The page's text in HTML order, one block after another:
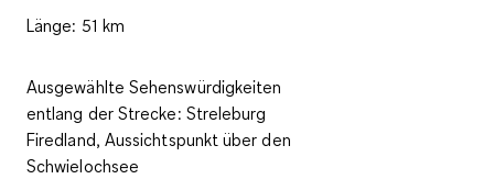
Länge: 51 km
Ausgewählte Sehenswürdigkeiten
entlang der Strecke: Streleburg
Firedland, Aussichtspunkt über den
Schwielochsee